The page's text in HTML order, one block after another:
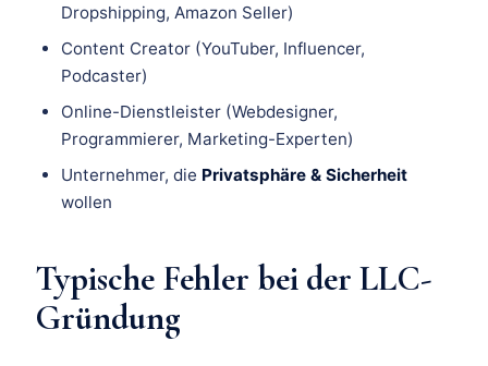
Dropshipping, Amazon Seller)
Content Creator (YouTuber, Influencer,
Podcaster)
Online-Dienstleister (Webdesigner,
Programmierer, Marketing-Experten)
Unternehmer, die Privatsphäre & Sicherheit
wollen
Typische Fehler bei der LLC-
Gründung